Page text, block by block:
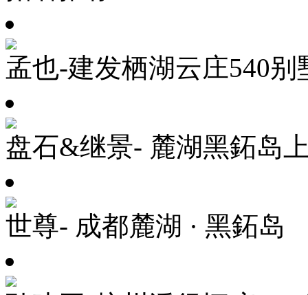
孟也-建发栖湖云庄540别
盘石&继景- 麓湖黑鉐岛
世尊- 成都麓湖 · 黑鉐岛